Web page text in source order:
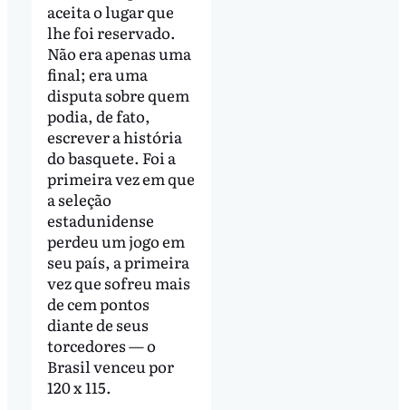
aceita o lugar que
lhe foi reservado.
Não era apenas uma
final; era uma
disputa sobre quem
podia, de fato,
escrever a história
do basquete. Foi a
primeira vez em que
a seleção
estadunidense
perdeu um jogo em
seu país, a primeira
vez que sofreu mais
de cem pontos
diante de seus
torcedores — o
Brasil venceu por
120 x 115.